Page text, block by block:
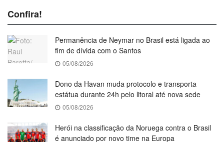
Confira!
Permanência de Neymar no Brasil está ligada ao
fim de dívida com o Santos
05/08/2026
Dono da Havan muda protocolo e transporta
estátua durante 24h pelo litoral até nova sede
05/08/2026
Herói na classificação da Noruega contra o Brasil
é anunciado por novo time na Europa